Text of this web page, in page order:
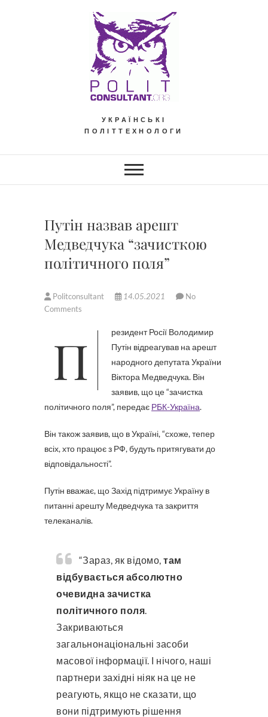
УКРАЇНСЬКІ
ПОЛІТТЕХНОЛОГИ
Путін назвав арешт
Медведчука “зачисткою
політичного поля”
Politconsultant 14.05.2021
No
Comments
Президент Росії Володимир
Путін відреагував на арешт
народного депутата України
Віктора Медведчука. Він
заявив, що це “зачистка
політичного поля”, передає РБК-Україна.
Він також заявив, що в Україні, “схоже, тепер
всіх, хто працює з РФ, будуть притягувати до
відповідальності”.
Путін вважає, що Захід підтримує Україну в
питанні арешту Медведчука та закриття
телеканалів.
“Зараз, як відомо, там
відбувається абсолютно
очевидна зачистка
політичного поля.
Закриваються
загальнонаціональні засоби
масової інформації. І нічого, наші
партнери західні ніяк на це не
реагують, якщо не сказати, що
вони підтримують рішення